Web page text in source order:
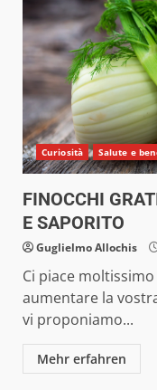
Curiosità Salute e
FINOCCHI
E SAPORITO
Guglielmo Allochis
Ci piace
aumentare la
vi proponiamo...
Mehr erfahren